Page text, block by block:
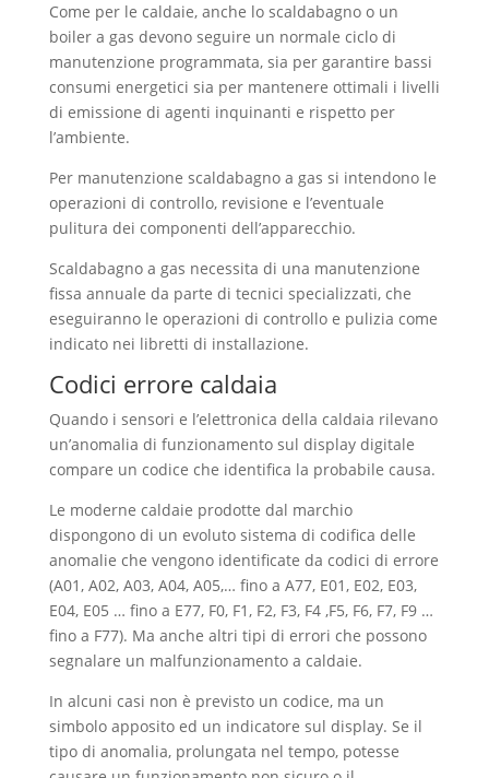
Come per le caldaie, anche lo scaldabagno o un
boiler a gas devono seguire un normale ciclo di
manutenzione programmata, sia per garantire bassi
consumi energetici sia per mantenere ottimali i livelli
di emissione di agenti inquinanti e rispetto per
l’ambiente.
Per manutenzione scaldabagno a gas si intendono le
operazioni di controllo, revisione e l’eventuale
pulitura dei componenti dell’apparecchio.
Scaldabagno a gas necessita di una manutenzione
fissa annuale da parte di tecnici specializzati, che
eseguiranno le operazioni di controllo e pulizia come
indicato nei libretti di installazione.
Codici errore caldaia
Quando i sensori e l’elettronica della caldaia rilevano
un’anomalia di funzionamento sul display digitale
compare un codice che identifica la probabile causa.
Le moderne caldaie prodotte dal marchio
dispongono di un evoluto sistema di codifica delle
anomalie che vengono identificate da codici di errore
(A01, A02, A03, A04, A05,… fino a A77, E01, E02, E03,
E04, E05 … fino a E77, F0, F1, F2, F3, F4 ,F5, F6, F7, F9 …
fino a F77). Ma anche altri tipi di errori che possono
segnalare un malfunzionamento a caldaie.
In alcuni casi non è previsto un codice, ma un
simbolo apposito ed un indicatore sul display. Se il
tipo di anomalia, prolungata nel tempo, potesse